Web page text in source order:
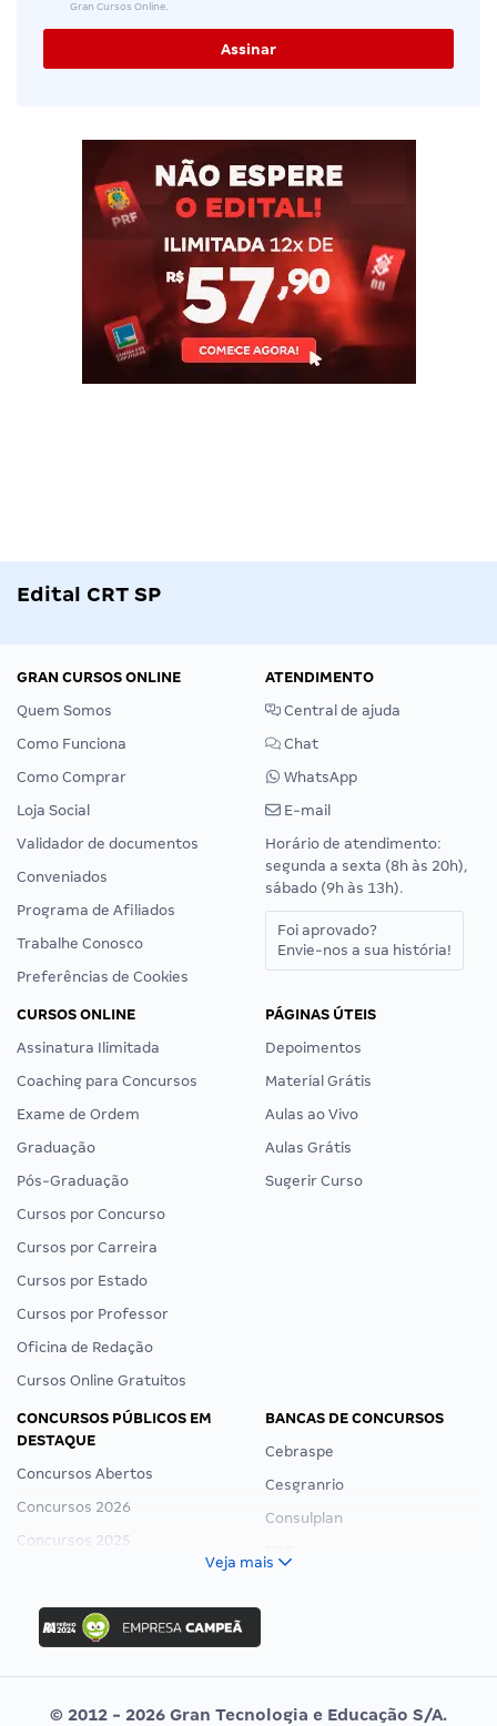
Gran Cursos Online.
Edital CRT SP
GRAN CURSOS ONLINE
Quem Somos
Como Funciona
Como Comprar
Loja Social
Validador de documentos
Conveniados
Programa de Afiliados
Trabalhe Conosco
Preferências de Cookies
ATENDIMENTO
Central de ajuda
Chat
WhatsApp
E-mail
Horário de atendimento:
segunda a sexta (8h às 20h),
sábado (9h às 13h).
Foi aprovado?
Envie-nos a sua história!
CURSOS ONLINE
Assinatura Ilimitada
Coaching para Concursos
Exame de Ordem
Graduação
Pós-Graduação
Cursos por Concurso
Cursos por Carreira
Cursos por Estado
Cursos por Professor
Oficina de Redação
Cursos Online Gratuitos
PÁGINAS ÚTEIS
Depoimentos
Material Grátis
Aulas ao Vivo
Aulas Grátis
Sugerir Curso
CONCURSOS PÚBLICOS EM
DESTAQUE
Concursos Abertos
Concursos 2026
Concursos 2025
Concurso Ibama
Concurso MPU
Editais publicados
BANCAS DE CONCURSOS
Cebraspe
Cesgranrio
Consulplan
Vunesp
Veja mais
© 2012 - 2026 Gran Tecnologia e Educação S/A.